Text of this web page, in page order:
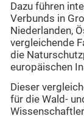
Dazu führen
Verbunds in
Niederlanden,
vergleichende
die
europäischen
Dieser
für die Wald-